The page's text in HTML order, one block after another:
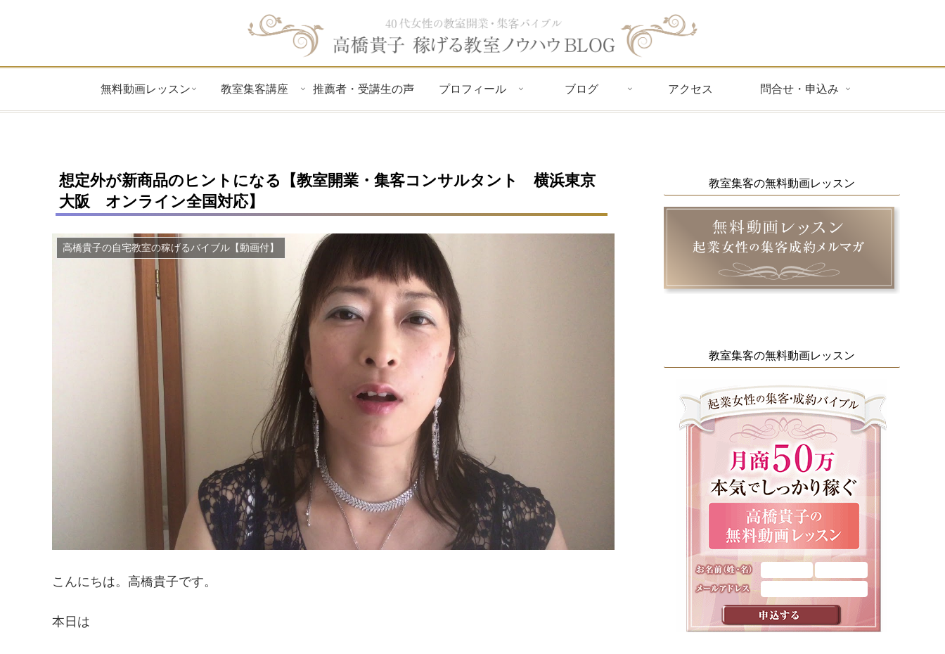
無料動画レッスン 教室集客講座 推薦者・受講生の声 プロフィール ブログ アクセス 問合せ・申込み
想定外が新商品のヒントになる【教室開業・集客コンサルタント 横浜東京
大阪 オンライン全国対応】
高橋貴子の自宅教室の稼げるバイブル【動画付】
こんにちは。高橋貴子です。
本日は
教室集客の無料動画レッスン
教室集客の無料動画レッスン